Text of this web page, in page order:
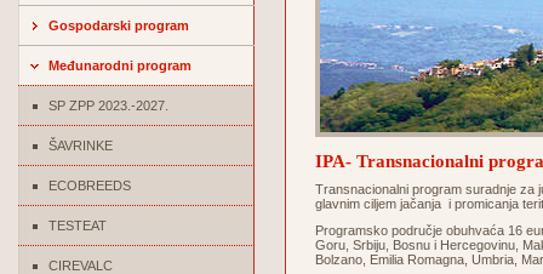
Gospodarski program
Međunarodni program
SP ZPP 2023.-2027.
ŠAVRINKE
ECOBREEDS
TESTEAT
CIREVALC
IPA- Transnacionalni
Transnacionalni program suradnje za
glavnim ciljem jačanja i promicanja
Programsko područje obuhvaća 16
Goru, Srbiju, Bosnu i Hercegovinu,
Bolzano, Emilia Romagna, Umbria,